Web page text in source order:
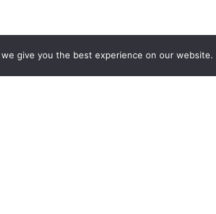
give you the best experience on our